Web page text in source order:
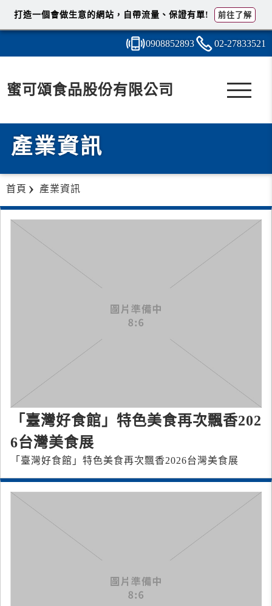
0908852893 02-27833521
蜜可頌食品股份有限公司
產業資訊
首頁 產業資訊
「臺灣好食館」特色美食再次飄香202
6台灣美食展
「臺灣好食館」特色美食再次飄香2026台灣美食展
打造一個會做生意的網站，自帶流量、保證有單! 前往了解